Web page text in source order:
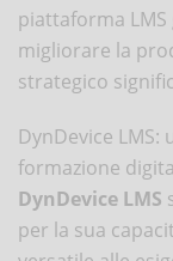
piattaforma
migliorare la
strategico
DynDevice
formazione
DynDevice LMS
per la sua